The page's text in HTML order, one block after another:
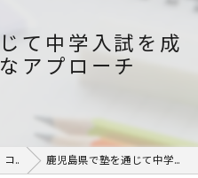
て中学入試を成
アプローチ
コラム 鹿児島県で塾を通じて中学入試を成功に導く新たなアプローチ